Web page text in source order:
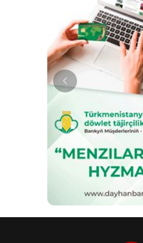
vizyonu
ve
koşullar